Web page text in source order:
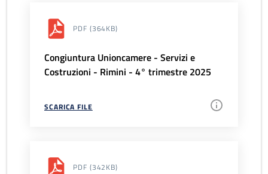
PDF (364KB)
Congiuntura Unioncamere - Servizi e
Costruzioni - Rimini - 4° trimestre 2025
SCARICA FILE
PDF (342KB)